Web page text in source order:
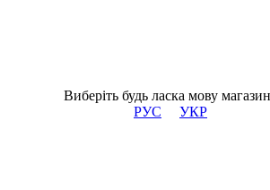
Виберіть будь ласка мову
РУС
УКР